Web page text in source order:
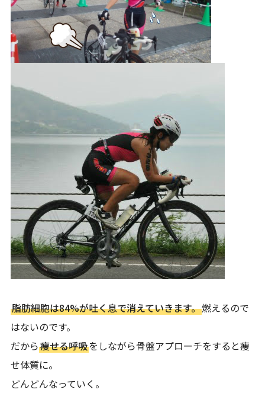
脂肪細胞は84%が吐く息で消えていきます。燃えるので
はないのです。
だから痩せる呼吸をしながら骨盤アプローチをすると痩
せ体質に。
どんどんなっていく。